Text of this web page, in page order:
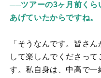
──ツアーの3ヶ月前く
あげていたからですね。
「そうなんです。皆さ
して楽しんでくださっ
す。私自身は、中高で一